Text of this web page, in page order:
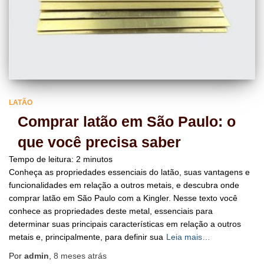
LATÃO
Comprar latão em São Paulo: o
que você precisa saber
Tempo de leitura: 2 minutos
Conheça as propriedades essenciais do latão, suas vantagens e
funcionalidades em relação a outros metais, e descubra onde
comprar latão em São Paulo com a Kingler. Nesse texto você
conhece as propriedades deste metal, essenciais para
determinar suas principais características em relação a outros
metais e, principalmente, para definir sua Leia mais…
Por admin 8 meses atrás